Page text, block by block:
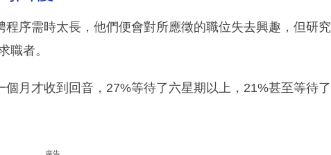
序需時太長，他們便會對所應徵的職位失去興趣，但研究
職者。
月才收到回音，27%等待了六星期以上，21%甚至等待了